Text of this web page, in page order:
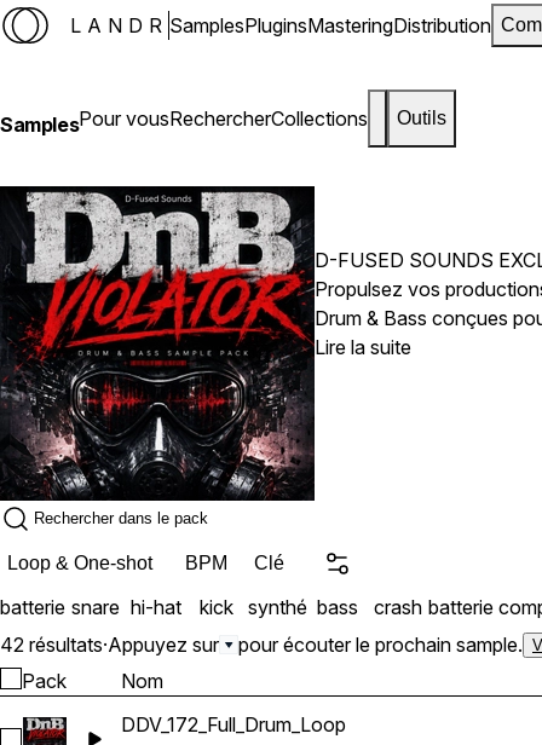
LANDR SamplesPluginsMasteringDistribution
SamplesPour vousRechercherCollections Outils
D-FUSED SOUNDS
Propulsez vos
Drum & Bass conçues
hautes énergiques et
Lire la suite
Loop & One-shot BPM Clé
batterie snare hi-hat kick synthé bass crash batterie
42 résultats·Appuyez sur pour écouter le prochain sample.
Pack Nom
DDV_172_Full_Drum_Loop